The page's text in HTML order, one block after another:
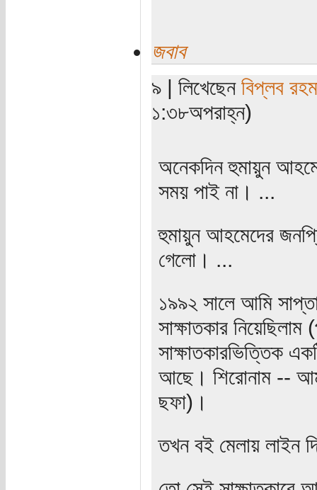
জবাব
৯ | লিখেছেন বিপ্লব
১:৩৮অপরাহ্ন)
অনেকদিন হুমায়ুন
সময় পাই না। ...
হুমায়ুন আহমেদের
গেলো। ...
১৯৯২ সালে আমি
সাক্ষাতকার
সাক্ষাতকারভিত্তিক
আছে। শিরোনাম --
ছফা)।
তখন বই মেলায় লাইন